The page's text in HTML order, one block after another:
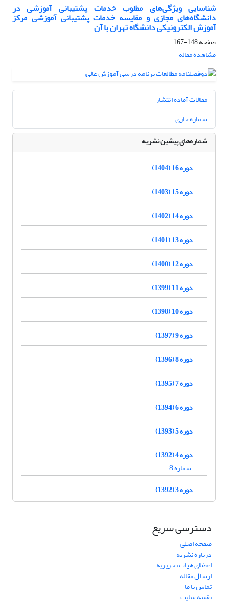
شناسایی ویژگی‌های مطلوب خدمات پشتیبانی آموزشی در
دانشگاه‌های مجازی و مقایسه خدمات پشتیبانی آموزشی مرکز
آموزش الکترونیکی دانشگاه تهران با آن
صفحه148-167
مشاهده مقاله
مقالات آماده انتشار
شماره جاری
شماره‌های پیشین نشریه
دوره 16 (1404)
دوره 15 (1403)
دوره 14 (1402)
دوره 13 (1401)
دوره 12 (1400)
دوره 11 (1399)
دوره 10 (1398)
دوره 9 (1397)
دوره 8 (1396)
دوره 7 (1395)
دوره 6 (1394)
دوره 5 (1393)
دوره 4 (1392)
شماره 8
دوره 3 (1392)
دسترسی سریع
صفحه اصلی
درباره نشریه
اعضای هیات تحریریه
ارسال مقاله
تماس با ما
نقشه سایت